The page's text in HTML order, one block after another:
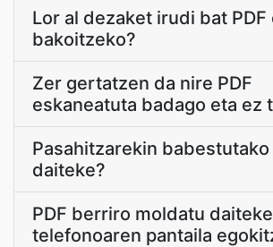
Lor al dezaket irudi bat PDF
bakoitzeko?
Zer gertatzen da nire PDF
eskaneatuta badago eta ez
Pasahitzarekin babestutako
daiteke?
PDF berriro moldatu daiteke
telefonoaren pantaila